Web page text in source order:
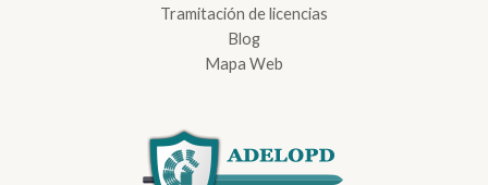
Tramitación de licencias
Blog
Mapa Web